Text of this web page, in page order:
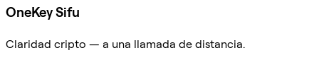
OneKey Sifu
Claridad cripto — a una llamada de distancia.